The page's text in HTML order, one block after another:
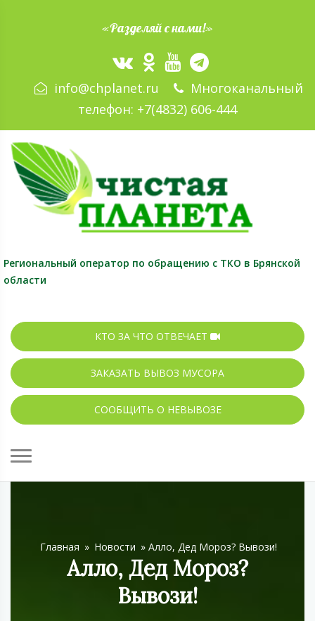
«Разделяй с нами!»
info@chplanet.ru
Многоканальный
телефон: +7(4832) 606-444
Региональный оператор по обращению с ТКО в Брянской
области
КТО ЗА ЧТО ОТВЕЧАЕТ
ЗАКАЗАТЬ ВЫВОЗ МУСОРА
СООБЩИТЬ О НЕВЫВОЗЕ
Главная » Новости » Алло, Дед Мороз? Вывози!
Алло, Дед Мороз?
Вывози!